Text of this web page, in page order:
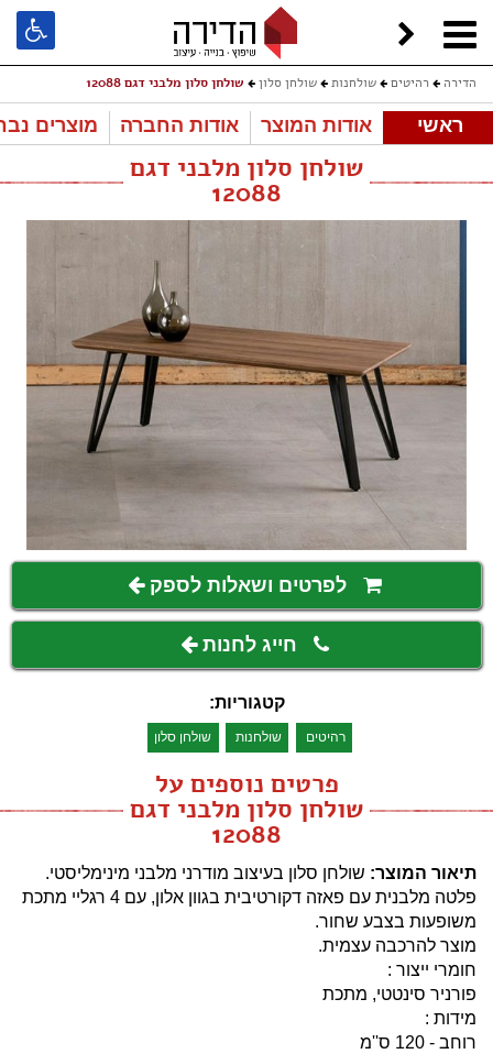
הדירה רהיטים שולחנות שולחן סלון שולחן סלון מלבני דגם 12088
ראשי אודות המוצר אודות החברה מוצרים
שולחן סלון מלבני דגם
12088
לפרטים ושאלות לספק
חייג לחנות
קטגוריות:
רהיטים שולחנות שולחן סלון
פרטים נוספים על
שולחן סלון מלבני דגם
12088
תיאור המוצר: שולחן סלון בעיצוב מודרני מלבני מינימליסטי.
פלטה מלבנית עם פאזה דקורטיבית בגוון אלון, עם 4 רגליי מתכת
משופעות בצבע שחור.
​מוצר להרכבה עצמית.
חומרי ייצור :
פורניר סינטטי, מתכת
מידות :
רוחב - 120 ס''מ